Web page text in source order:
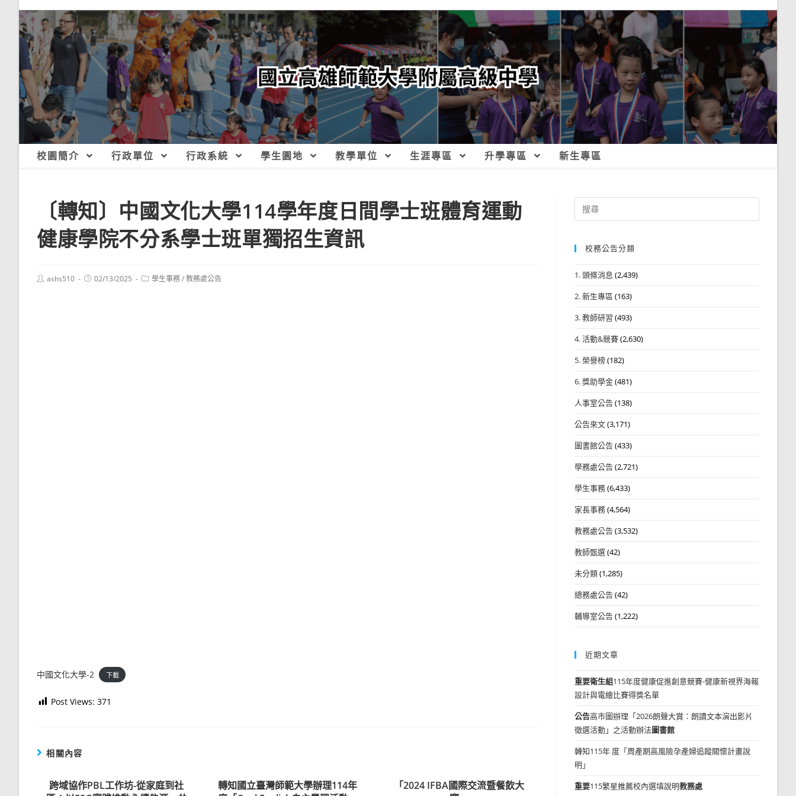
校園簡介 行政單位 行政系統 學生園地 教學單位 生涯專區 升學專區 新生專區
〔轉知〕中國文化大學114學年度日間學士班體育運動
健康學院不分系學士班單獨招生資訊
Postashs510
Post02/13/2025
Post學生事務/教務處公告
中國文化大學-2 下載
Post Views: 371
相關內容
跨域協作PBL工作坊-從家庭到社
轉知國立臺灣師範大學辦理114年
「2024 IFBA國際交流暨餐飲大
Search
for:
校務公告分類
1. 頭條消息 (2,439)
2. 新生專區 (163)
3. 教師研習 (493)
4. 活動&競賽(2,630)
5. 榮譽榜(182)
6. 獎助學金(481)
人事室公告(138)
公告來文(3,171)
圖書館公告(433)
學務處公告(2,721)
學生事務(6,433)
家長事務(4,564)
教務處公告(3,532)
教師甄選(42)
未分類(1,285)
總務處公告(42)
輔導室公告(1,222)
近期文章
重要衛生組115年度健康促進創意競賽-健康新視界海報
設計與電繪比賽得獎名單
公告高市圖辦理「2026朗聲大賞：朗讀文本演出影片
徵選活動」之活動辦法圖書館
轉知115年 度「周產期高風險孕產婦追蹤關懷計畫說
明」
重要115繁星推薦校內選填說明教務處